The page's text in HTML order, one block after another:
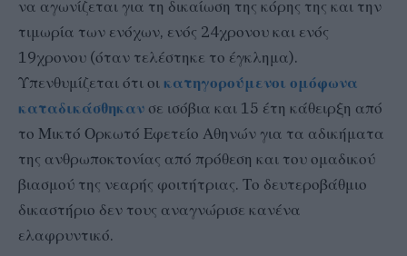
να αγωνίζεται για τη δικαίωση της κόρης της και την
τιμωρία των ενόχων, ενός 24χρονου και ενός
19χρονου (όταν τελέστηκε το έγκλημα).
Υπενθυμίζεται ότι οι κατηγορούμενοι ομόφωνα
καταδικάσθηκαν σε ισόβια και 15 έτη κάθειρξη από
το Μικτό Ορκωτό Εφετείο Αθηνών για τα αδικήματα
της ανθρωποκτονίας από πρόθεση και του ομαδικού
βιασμού της νεαρής φοιτήτριας. Το δευτεροβάθμιο
δικαστήριο δεν τους αναγνώρισε κανένα
ελαφρυντικό.